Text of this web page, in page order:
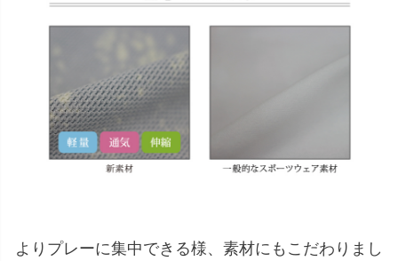
よりプレーに集中できる様、素材にもこだわりまし